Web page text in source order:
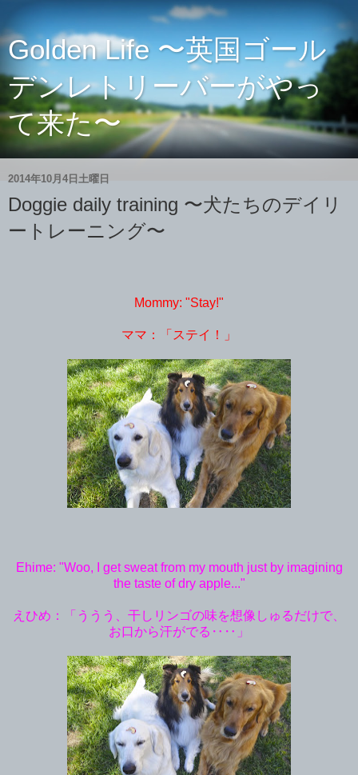
Golden Life 〜英国ゴール
デンレトリーバーがやっ
て来た〜
2014年10月4日土曜日
Doggie daily training 〜犬たちのデイリ
ートレーニング〜
Mommy: "Stay!"
ママ：「ステイ！」
Ehime: "Woo, I get sweat from my mouth just by imagining
the taste of dry apple..."
えひめ：「ううう、干しリンゴの味を想像しゅるだけで、
お口から汗がでる‥‥」